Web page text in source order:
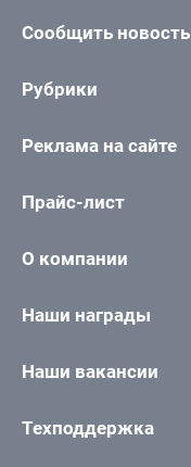
Сообщить новость
Рубрики
Реклама на сайте
Прайс-лист
О компании
Наши награды
Наши вакансии
Техподдержка